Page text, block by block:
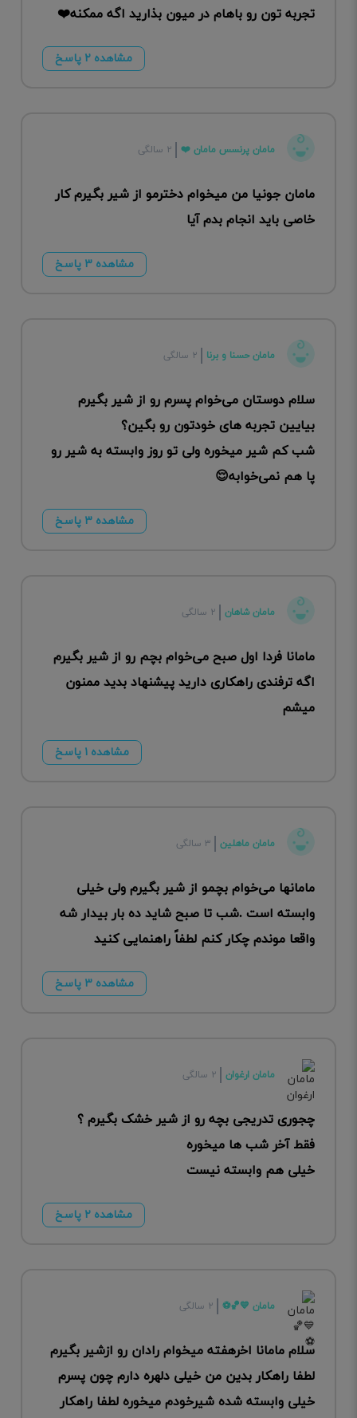
تجربه تون رو باهام در میون بذارید اگه ممکنه❤️
مشاهده ۲ پاسخ
مامان پرنسس مامان ❤️ ۲ سالگی
مامان جونیا من میخوام دخترمو از شیر بگیرم کار
خاصی باید انجام بدم آیا
مشاهده ۳ پاسخ
مامان حسنا و برنا ۲ سالگی
سلام دوستان می‌خوام پسرم رو از شیر بگیرم
بیایین تجربه های خودتون رو بگین؟
شب کم شیر میخوره ولی تو روز وابسته به شیر رو
پا هم نمی‌خوابه😌
مشاهده ۳ پاسخ
مامان شاهان ۲ سالگی
مامانا فردا اول صبح می‌خوام بچم رو از شیر بگیرم
اگه ترفندی راهکاری دارید پیشنهاد بدید ممنون
میشم
مشاهده ۱ پاسخ
مامان ماهلین ۳ سالگی
مامانها می‌خوام بچمو از شیر بگیرم ولی خیلی
وابسته است .شب تا صبح شاید ده بار بیدار شه
واقعا موندم چکار کنم لطفاً راهنمایی کنید
مشاهده ۳ پاسخ
مامان ارغوان ۲ سالگی
چجوری تدریجی بچه رو از شیر خشک بگیرم ؟
فقط آخر شب ها میخوره
خیلی هم وابسته نیست
مشاهده ۲ پاسخ
مامان 💙🏀⚽ ۲ سالگی
سلام مامانا اخرهفته میخوام رادان رو ازشیر بگیرم
لطفا راهکار بدین من خیلی دلهره دارم چون پسرم
خیلی وابسته شده شیرخودم میخوره لطفا راهکار